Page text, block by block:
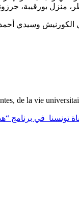
منزل بورقيبة،
وسيدي
de la vie
تونسنا في برنامج